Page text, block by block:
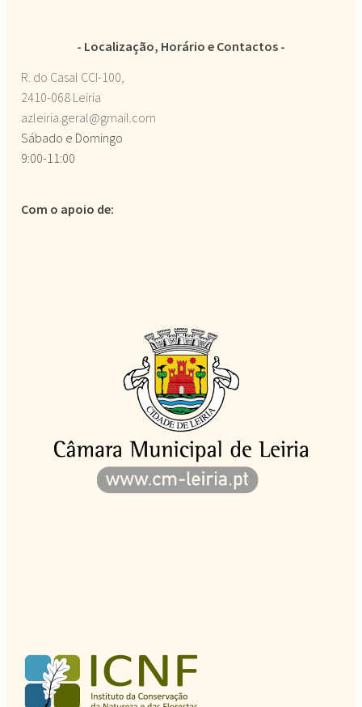
Localização, Horário e Contactos
R. do Casal CCI-100,
2410-068 Leiria
azleiria.geral@gmail.com
Sábado e Domingo
9:00-11:00
Com o apoio de: